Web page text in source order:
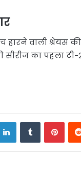
वाली श्रेयस
सीरीज का पहला टी-
LinkedInTumblr